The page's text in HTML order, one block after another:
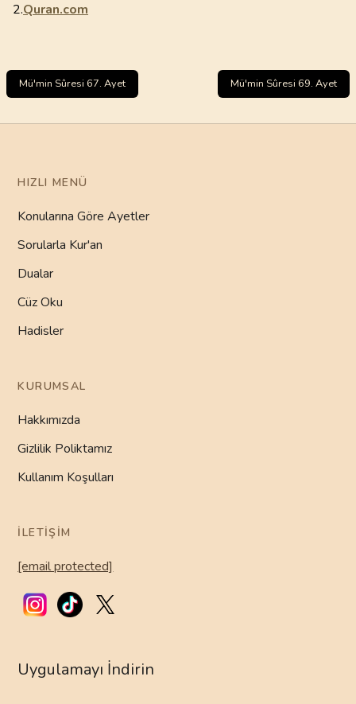
2.Quran.com
Mü'min Sûresi 67. Ayet Mü'min Sûresi 69. Ayet
HIZLI MENÜ
Konularına Göre Ayetler
Sorularla Kur'an
Dualar
Cüz Oku
Hadisler
KURUMSAL
Hakkımızda
Gizlilik Poliktamız
Kullanım Koşulları
İLETIŞIM
[email protected]
Uygulamayı İndirin